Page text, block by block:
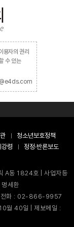
용자의 권리
수 있는
청소년보호정책
령
정정·반론보도
A동 1824호 | 사업자등
세환
| 전화 : 02-866-9957
월 40일 | 제보메일 :